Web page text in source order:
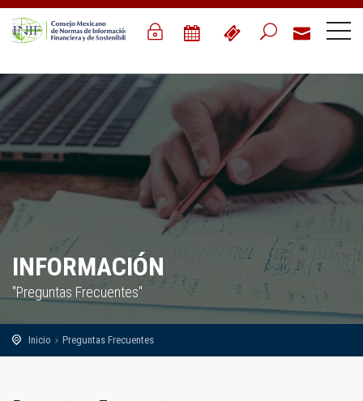
INFORMACIÓN
"Preguntas Frecuentes"
Inicio Preguntas Frecuentes